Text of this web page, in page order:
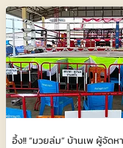
อึ้ง!! “มวยล่ม” บ้านเพ ผู้จัดห